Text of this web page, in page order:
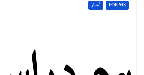
FORMS أخبار